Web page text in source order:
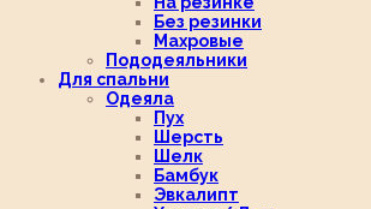
Без резинки
Махровые
Пододеяльники
Для спальни
Одеяла
Пух
Шерсть
Шелк
Бамбук
Эвкалипт